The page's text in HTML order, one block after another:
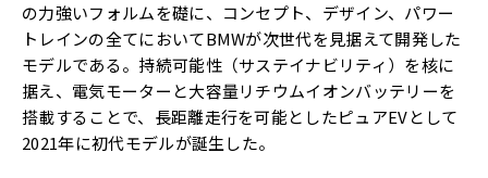
の力強いフォルムを礎に、コンセプト、デザイン、パワー
トレインの全てにおいてBMWが次世代を見据えて開発した
モデルである。持続可能性（サステイナビリティ）を核に
据え、電気モーターと大容量リチウムイオンバッテリーを
搭載することで、長距離走行を可能としたピュアEVとして
2021年に初代モデルが誕生した。